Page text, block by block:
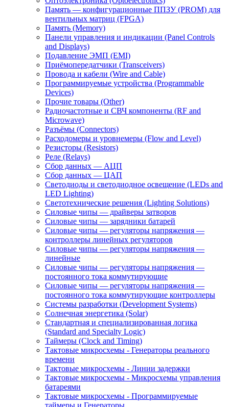
Память — конфигурационные ППЗУ (PROM) для
вентильных матриц (FPGA)
Память (Memory)
Панели управления и индикации (Panel Controls
and Displays)
Подавление ЭМП (EMI)
Приёмопередатчики (Transceivers)
Провода и кабели (Wire and Cable)
Программируемые устройства (Programmable
Devices)
Прочие товары (Other)
Радиочастотные и СВЧ компоненты (RF and
Microwave)
Разъёмы (Connectors)
Расходомеры и уровнемеры (Flow and Level)
Резисторы (Resistors)
Реле (Relays)
Сбор данных — АЦП
Сбор данных — ЦАП
Светодиоды и светодиодное освещение (LEDs and
LED Lighting)
Светотехнические решения (Lighting Solutions)
Силовые чипы — драйверы затворов
Силовые чипы — зарядники батарей
Силовые чипы — регуляторы напряжения —
контроллеры линейных регуляторов
Силовые чипы — регуляторы напряжения —
линейные
Силовые чипы — регуляторы напряжения —
постоянного тока коммутирующие
Силовые чипы — регуляторы напряжения —
постоянного тока коммутирующие контроллеры
Системы разработки (Development Systems)
Солнечная энергетика (Solar)
Стандартная и специализированная логика
(Standard and Specialty Logic)
Таймеры (Clock and Timing)
Тактовые микросхемы - Генераторы реального
времени
Тактовые микросхемы - Линии задержки
Тактовые микросхемы - Микросхемы управления
батареями
Тактовые микросхемы - Программируемые
таймеры и Генераторы